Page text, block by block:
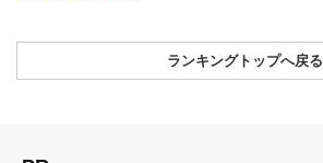
ランキングトップへ戻る